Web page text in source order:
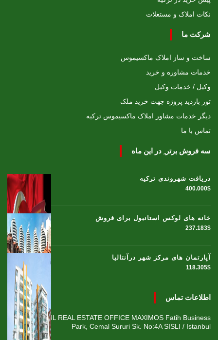
نکات املاک و مستغلات
شرکت ما
ساخت و ساز املاک ماکسیموس
خدمات مشاوره و خرید
وکیل / خدمات وکیل
تور بازدید پروژه جهت خرید ملک
دیگر خدمات مشاور املاک ماکسیموس ترکیه
تماس با ما
سه فروش برتر ِ در این ماه
دریافت شهروندی ترکیه
400.000$
خانه های لوکس استانبول برای فروش
237.183$
آپارتمان های مرکز شهر درآنتالیا
118.305$
اطلاعات تماس
ISTANBUL REAL ESTATE OFFICE MAXIMOS Fatih Business
Park, Cemal Sururi Sk. No:4A SISLI / Istanbul